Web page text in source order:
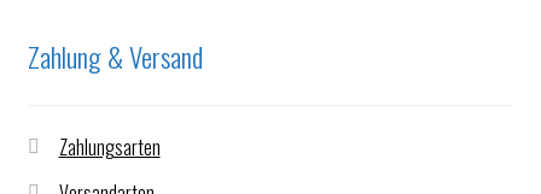
Zahlung & Versand
Zahlungsarten